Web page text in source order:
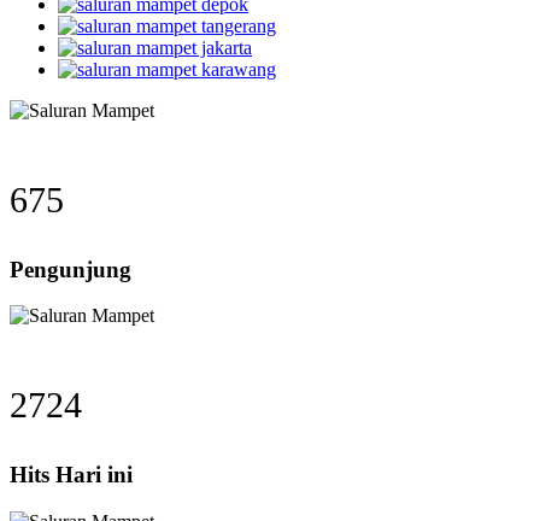
675
Pengunjung
2724
Hits Hari ini